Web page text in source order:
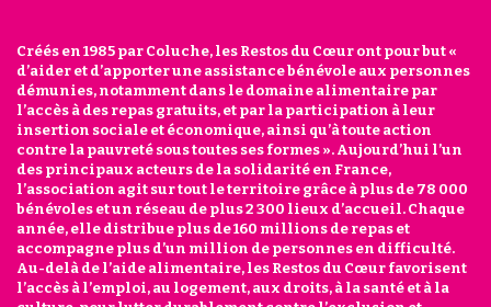
Créés en 1985 par Coluche, les Restos du Cœur ont pour but «
d’aider et d’apporter une assistance bénévole aux personnes
démunies, notamment dans le domaine alimentaire par
l’accès à des repas gratuits, et par la participation à leur
insertion sociale et économique, ainsi qu’à toute action
contre la pauvreté sous toutes ses formes ». Aujourd’hui l’un
des principaux acteurs de la solidarité en France,
l’association agit sur tout le territoire grâce à plus de 78 000
bénévoles et un réseau de plus 2 300 lieux d’accueil. Chaque
année, elle distribue plus de 160 millions de repas et
accompagne plus d’un million de personnes en difficulté.
Au-delà de l’aide alimentaire, les Restos du Cœur favorisent
l’accès à l’emploi, au logement, aux droits, à la santé et à la